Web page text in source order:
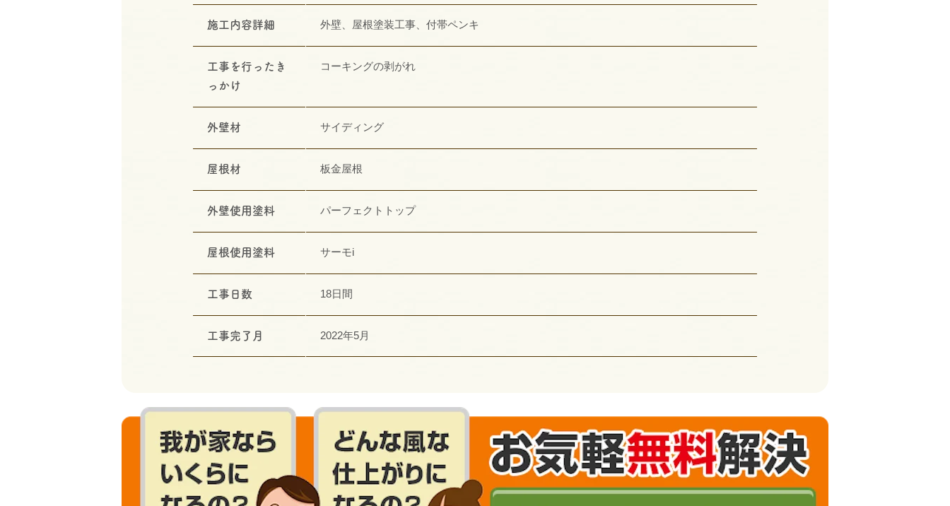
施工内容詳細 外壁、屋根塗装工事、付帯ペンキ
工事を行ったき
っかけ
コーキングの剥がれ
外壁材 サイディング
屋根材 板金屋根
外壁使用塗料 パーフェクトトップ
屋根使用塗料 サーモi
工事日数 18日間
工事完了月 2022年5月